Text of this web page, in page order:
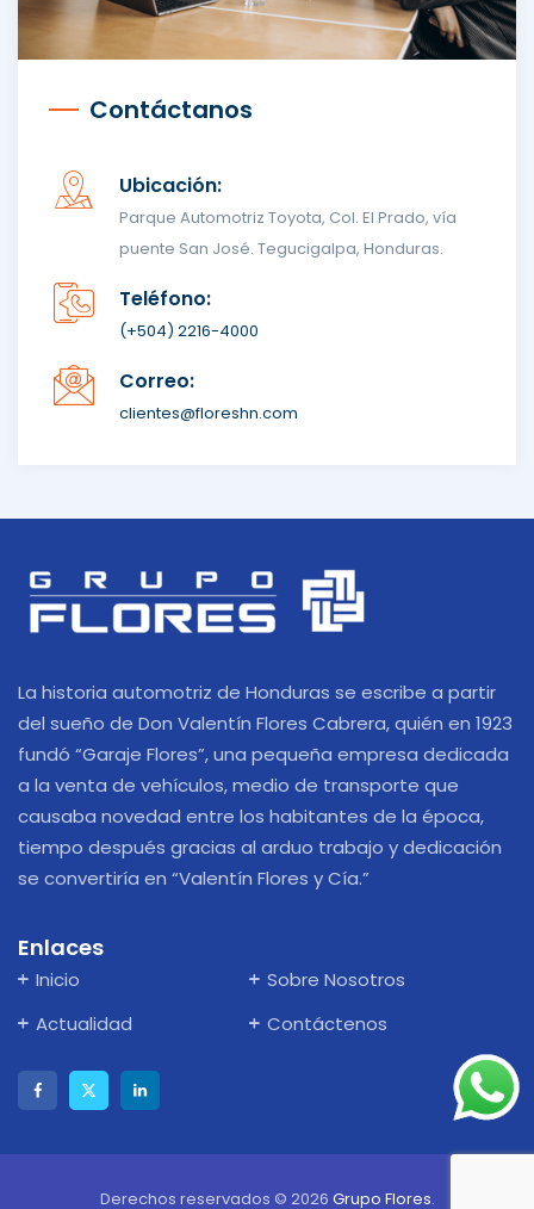
Contáctanos
Ubicación:
Parque Automotriz Toyota, Col. El Prado, vía
puente San José. Tegucigalpa, Honduras.
Teléfono:
(+504) 2216-4000
Correo:
clientes@floreshn.com
La historia automotriz de Honduras se escribe a partir
del sueño de Don Valentín Flores Cabrera, quién en 1923
fundó “Garaje Flores”, una pequeña empresa dedicada
a la venta de vehículos, medio de transporte que
causaba novedad entre los habitantes de la época,
tiempo después gracias al arduo trabajo y dedicación
se convertiría en “Valentín Flores y Cía.”
Enlaces
Inicio
Sobre Nosotros
Actualidad
Contáctenos
Derechos reservados © 2026 Grupo Flores.